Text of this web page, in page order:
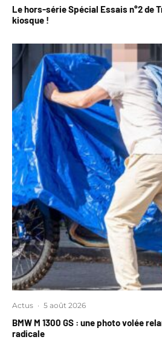
Le hors-série Spécial Essais n°2 de
kiosque !
Actus · 5 août 2026
BMW M 1300 GS : une photo volée
radicale